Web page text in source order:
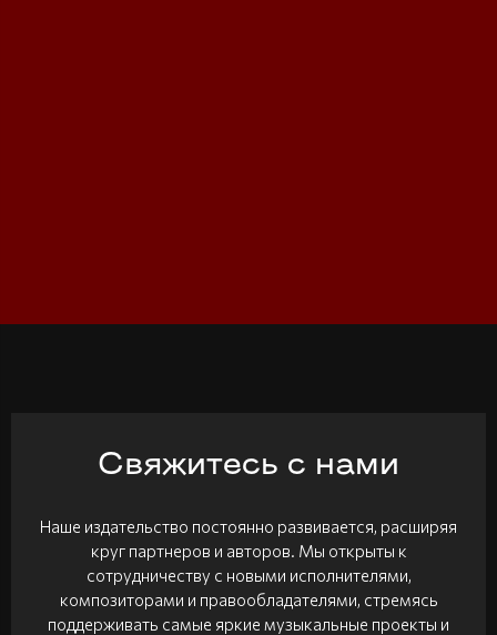
Свяжитесь с нами
Наше издательство постоянно развивается, расширяя
круг партнеров и авторов. Мы открыты к
сотрудничеству с новыми исполнителями,
композиторами и правообладателями, стремясь
поддерживать самые яркие музыкальные проекты и